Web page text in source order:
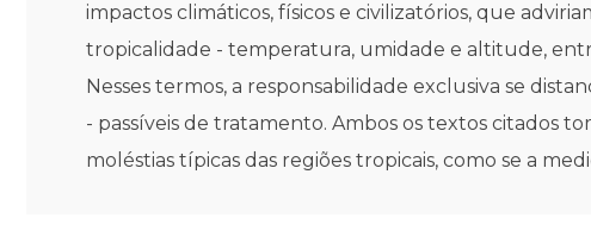
impactos climáticos, físicos e civilizatórios, que
tropicalidade - temperatura, umidade e altitude,
Nesses termos, a responsabilidade exclusiva se
- passíveis de tratamento. Ambos os textos citados
moléstias típicas das regiões tropicais, como se a